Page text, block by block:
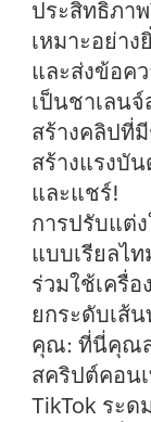
ประสิทธิภา
เหมาะอย่า
และส่งข้อค
เป็นชาเลน
สร้างคลิปที่
สร้างแรงบั
และแชร์!
การปรับแต่
แบบเรียลไ
ร่วมใช้เครื่อ
ยกระดับเส้
คุณ: ที่นี่คุณส
สคริปต์คอน
TikTok ระด